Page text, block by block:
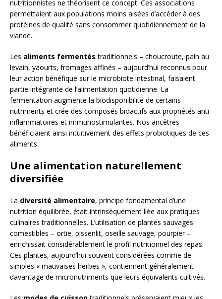
nutritionnistes ne théorisent ce concept. Ces associations
permettaient aux populations moins aisées d’accéder à des
protéines de qualité sans consommer quotidiennement de la
viande.
Les aliments fermentés traditionnels – choucroute, pain au
levain, yaourts, fromages affinés – aujourd’hui reconnus pour
leur action bénéfique sur le microbiote intestinal, faisaient
partie intégrante de l’alimentation quotidienne. La
fermentation augmente la biodisponibilité de certains
nutriments et crée des composés bioactifs aux propriétés anti-
inflammatoires et immunostimulantes. Nos ancêtres
bénéficiaient ainsi intuitivement des effets probiotiques de ces
aliments.
Une alimentation naturellement
diversifiée
La diversité alimentaire, principe fondamental d’une
nutrition équilibrée, était intrinsèquement liée aux pratiques
culinaires traditionnelles. L’utilisation de plantes sauvages
comestibles – ortie, pissenlit, oseille sauvage, pourpier –
enrichissait considérablement le profil nutritionnel des repas.
Ces plantes, aujourd’hui souvent considérées comme de
simples « mauvaises herbes », contiennent généralement
davantage de micronutriments que leurs équivalents cultivés.